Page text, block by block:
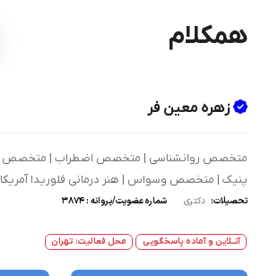
همکلام
زهره معین فر
متخصص روانشناسی | متخصص اضطراب | متخصص
پنیک | متخصص وسواس | هنر درمانی فلوریدا آمریکا
تحصیلات: دکتری شماره عضویت/پروانه : 3874
آنــلاین و آماده پاسخگویی محل فعالیت: تهران